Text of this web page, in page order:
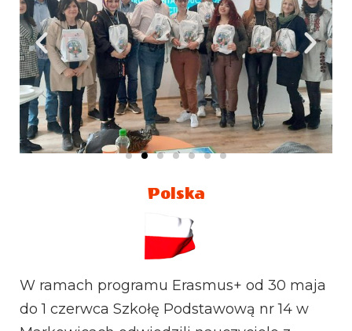
Polska
W ramach programu Erasmus+ od 30 maja
do 1 czerwca Szkołę Podstawową nr 14 w